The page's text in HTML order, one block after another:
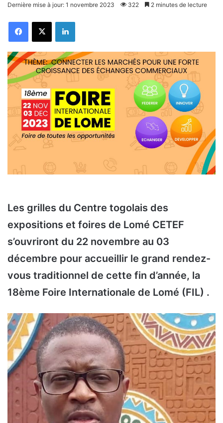
Dernière mise à jour: 1 novembre 2023 322 2 minutes de lecture
FacebookX Linkedin
Les grilles du Centre togolais des
expositions et foires de Lomé CETEF
s’ouvriront du 22 novembre au 03
décembre pour accueillir le grand rendez-
vous traditionnel de cette fin d’année, la
18ème Foire Internationale de Lomé (FIL) .